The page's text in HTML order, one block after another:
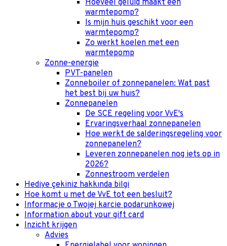
Hoeveel geluid maakt een
warmtepomp?
Is mijn huis geschikt voor een
warmtepomp?
Zo werkt koelen met een
warmtepomp
Zonne-energie
PVT-panelen
Zonneboiler of zonnepanelen: Wat past
het best bij uw huis?
Zonnepanelen
De SCE regeling voor VvE's
Ervaringsverhaal zonnepanelen
Hoe werkt de salderingsregeling voor
zonnepanelen?
Leveren zonnepanelen nog iets op in
2026?
Zonnestroom verdelen
Hediye çekiniz hakkında bilgi
Hoe komt u met de VvE tot een besluit?
Informacje o Twojej karcie podarunkowej
Information about your gift card
Inzicht krijgen
Advies